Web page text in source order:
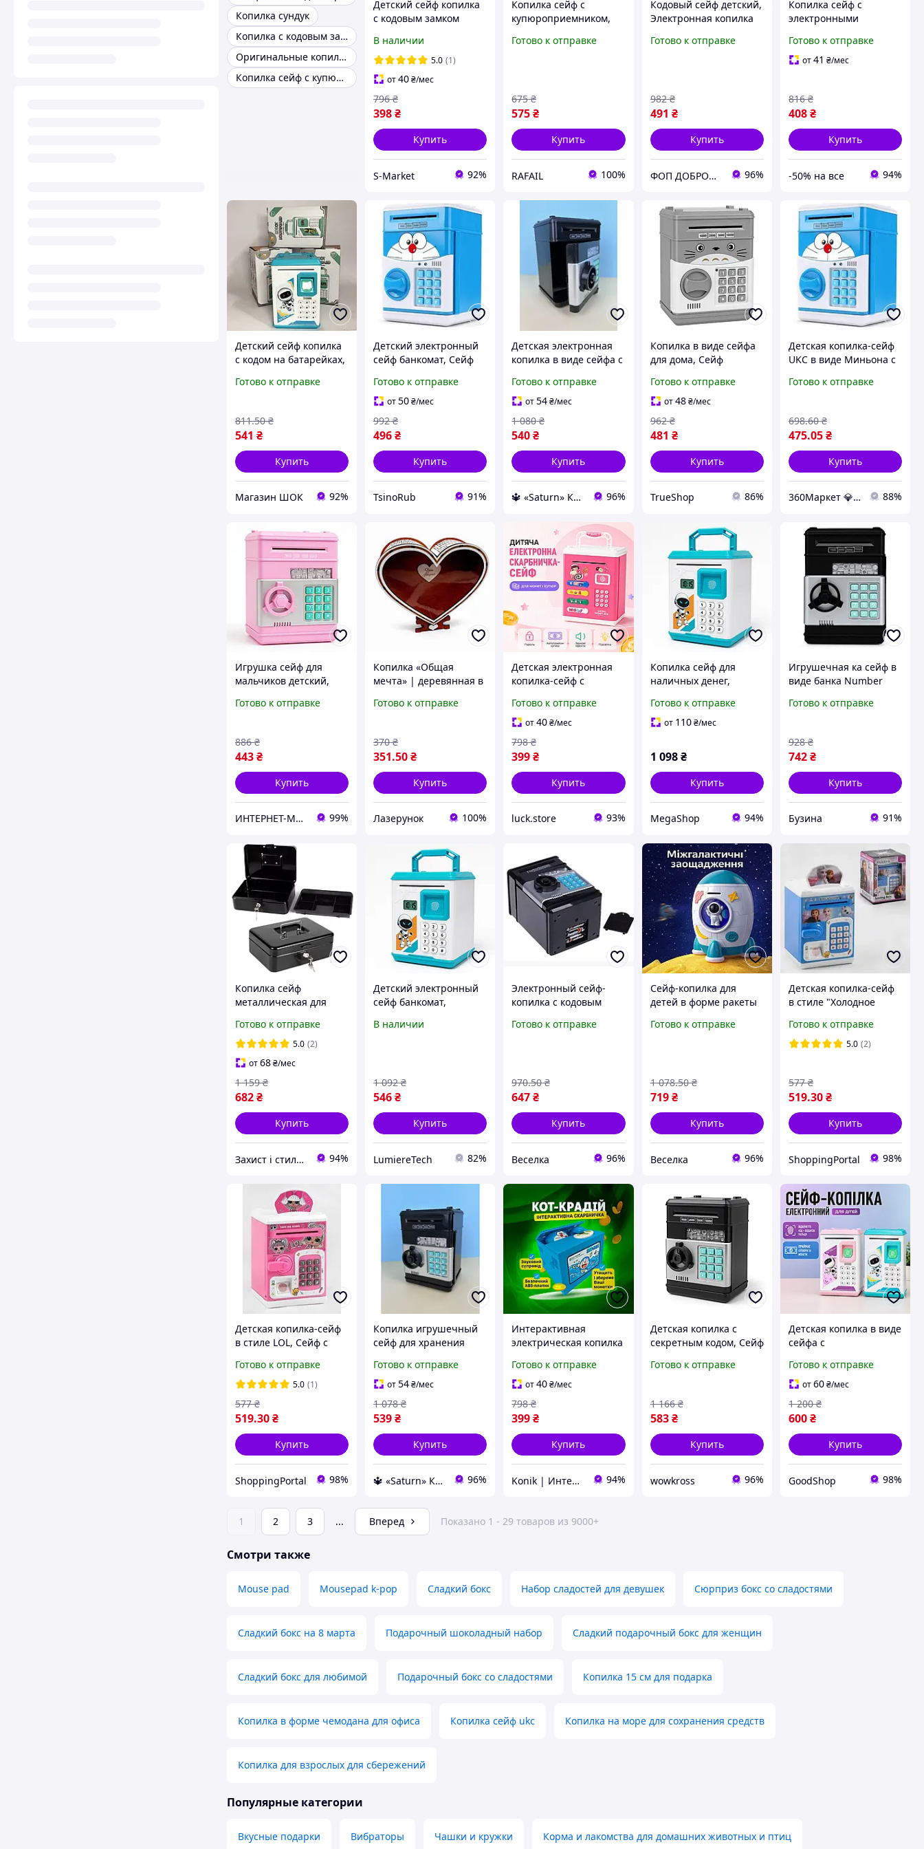
Копилка сундук
Копилка с кодовым замком
Оригинальные копилки для денег
Копилка сейф с купюроприемником
Детский сейф копилка
с кодовым замком
подарок электронная с
купюроприемником в
виде игрушки для
детей
В наличии
5.0 (1)
от40₴/мес
398₴
796 ₴
Купить
S-Market 92%
Копилка сейф с
купюроприемником,
детские, Копилка в
Готово к отправке
575₴
675 ₴
Купить
RAFAIL 100%
Кодовый сейф детский,
Электронная копилка
Копилка в виде сейфа
Готово к отправке
491 ₴
982 ₴
Купить
ФОП ДОБРОНЕЦЬКА С.М. 96%
Копилка сейф с
электронными
виде сейфа для
подарка из пластика
Готово к отправке
от41 ₴/мес
408₴
816 ₴
Купить
-50% на все 94%
Детский сейф копилка
с кодом на батарейках,
для подарка с
Готово к отправке
541 ₴
811.50 ₴
Купить
Магазин ШОК 92%
Детский электронный
сейф банкомат, Сейф
Копилка в виде сейфа
для подарка NV-39
Готово к отправке
от50₴/мес
496₴
992 ₴
Купить
TsinoRub 91%
Детская электронная
копилка в виде сейфа с
батарейках с кодовым
замком банкомат
Готово к отправке
от54₴/мес
540₴
1 080 ₴
Купить
🔱 «Saturn» Компетентность! Качество товара! Быстрая отправка! ✅ 96%
Копилка в виде сейфа
для дома, Сейф
на подарок Машинка с
отпечатком пальца XM-
Готово к отправке
от48 ₴/мес
481 ₴
962 ₴
Купить
TrueShop 86%
Детская копилка-сейф
UKC в виде Миньона с
купюроприемником,
Готово к отправке
475.05₴
698.60 ₴
Купить
360Маркет 💎 — всё, что нужно под рукой ✅ 88%
Игрушка сейф для
мальчиков детский,
для подарка
копилка денег UV-97
Готово к отправке
443₴
886 ₴
Купить
ИНТЕРНЕТ-МАРАФЕТ 99%
Копилка «Общая
мечта» | деревянная в
прозрачной акриловой
Готово к отправке
351.50₴
370 ₴
Купить
Лазерунок 100%
Детская электронная
копилка-сейф с
автоприемом купюр |
Копилка. Отличный
подарок ребенку.
Готово к отправке
от40₴/мес
399₴
798 ₴
Купить
luck.store 93%
Копилка сейф для
наличных денег,
сейфа Сейф
электронная на
Готово к отправке
от 110 ₴/мес
1 098 ₴
Купить
MegaShop 94%
Игрушечная ка сейф в
виде банка Number
Готово к отправке
742₴
928 ₴
Купить
Бузина 91%
Копилка сейф
металлическая для
30x24x9 см черная
Malatec HE1003
Готово к отправке
5.0 (2)
от68₴/мес
682₴
1 159 ₴
Купить
Захист і стиль — в одному магазині 94%
Детский электронный
сейф банкомат,
банка, Копилка в виде
В наличии
546₴
1 092 ₴
Купить
LumiereTech 82%
Электронный сейф-
копилка с кодовым
детей для накопления
Готово к отправке
647₴
970.50 ₴
Купить
Веселка 96%
Сейф-копилка для
детей в форме ракеты
накопления 600 монет
Готово к отправке
719 ₴
1 078.50 ₴
Купить
Веселка 96%
Детская копилка-сейф
в стиле "Холодное
кодовым замком и
отпечатком пальца
Готово к отправке
5.0 (2)
519.30₴
577 ₴
Купить
ShoppingPortal 98%
Детская копилка-сейф
в стиле LOL, Сейф с
отпечатком пальца
ЛОЛ
Готово к отправке
5.0 (1)
519.30₴
577 ₴
Купить
ShoppingPortal 98%
Копилка игрушечный
сейф для хранения
электронный детский
банкомат с кодовым
замком
Готово к отправке
от54₴/мес
539₴
1 078 ₴
Купить
🔱 «Saturn» Компетентность! Качество товара! Быстрая отправка! ✅ 96%
Интерактивная
электрическая копилка
копилка сейф для
монет на батарейках
Копилка для денег
Готово к отправке
от40₴/мес
399₴
798 ₴
Купить
Konik | Интернет-магазин 94%
Детская копилка с
секретным кодом, Сейф
Детская копилка с
Готово к отправке
583 ₴
1 166 ₴
Купить
wowkross 96%
Детская копилка в виде
сейфа с
для наличных денег и
сенсором пальца,
игрушка с
интерактивными
элементами
Готово к отправке
от60₴/мес
600₴
1 200 ₴
Купить
GoodShop 98%
1 2 3 ... Вперед Показано 1 - 29 товаров из 9000+
Смотри также
Mouse pad Mousepad k-pop Сладкий бокс Набор сладостей для девушек Сюрприз бокс со сладостями
Сладкий бокс на 8 марта Подарочный шоколадный набор Сладкий подарочный бокс для женщин
Сладкий бокс для любимой Подарочный бокс со сладостями Копилка 15 см для подарка
Копилка в форме чемодана для офиса Копилка сейф ukc Копилка на море для сохранения средств
Копилка для взрослых для сбережений
Популярные категории
Вкусные подарки Вибраторы Чашки и кружки Корма и лакомства для домашних животных и птиц